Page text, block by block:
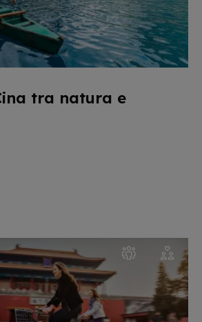
tra natura e